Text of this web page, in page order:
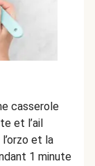
casserole
et l’ail
et la
1 minute